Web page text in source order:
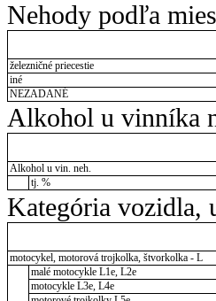
Nehody podľa
železničné priecestie
iné
NEZADANÉ
Alkohol u vinníka
Alkohol u vin. neh.
tj. %
Kategória vozidla,
motocykel, motorová trojkolka, štvorkolka - L
malé motocykle L1e, L2e
motocykle L3e, L4e